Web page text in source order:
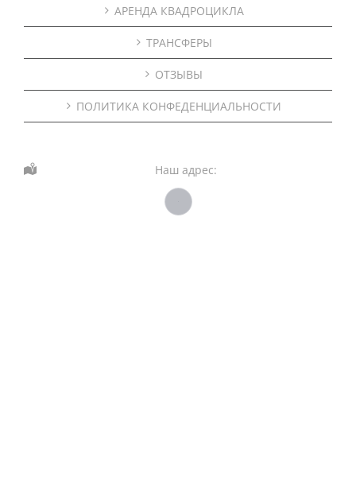
АРЕНДА КВАДРОЦИКЛА
ТРАНСФЕРЫ
ОТЗЫВЫ
ПОЛИТИКА КОНФЕДЕНЦИАЛЬНОСТИ
Наш адрес: